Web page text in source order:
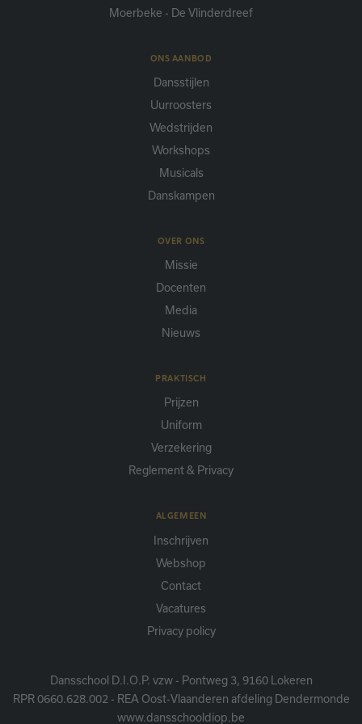
Moerbeke - De Vlinderdreef
ONS AANBOD
Dansstijlen
Uurroosters
Wedstrijden
Workshops
Musicals
Danskampen
OVER ONS
Missie
Docenten
Media
Nieuws
PRAKTISCH
Prijzen
Uniform
Verzekering
Reglement & Privacy
ALGEMEEN
Inschrijven
Webshop
Contact
Vacatures
Privacy policy
Dansschool D.I.O.P. vzw - Pontweg 3, 9160 Lokeren
RPR 0660.628.002 - REA Oost-Vlaanderen afdeling Dendermonde
www.dansschooldiop.be